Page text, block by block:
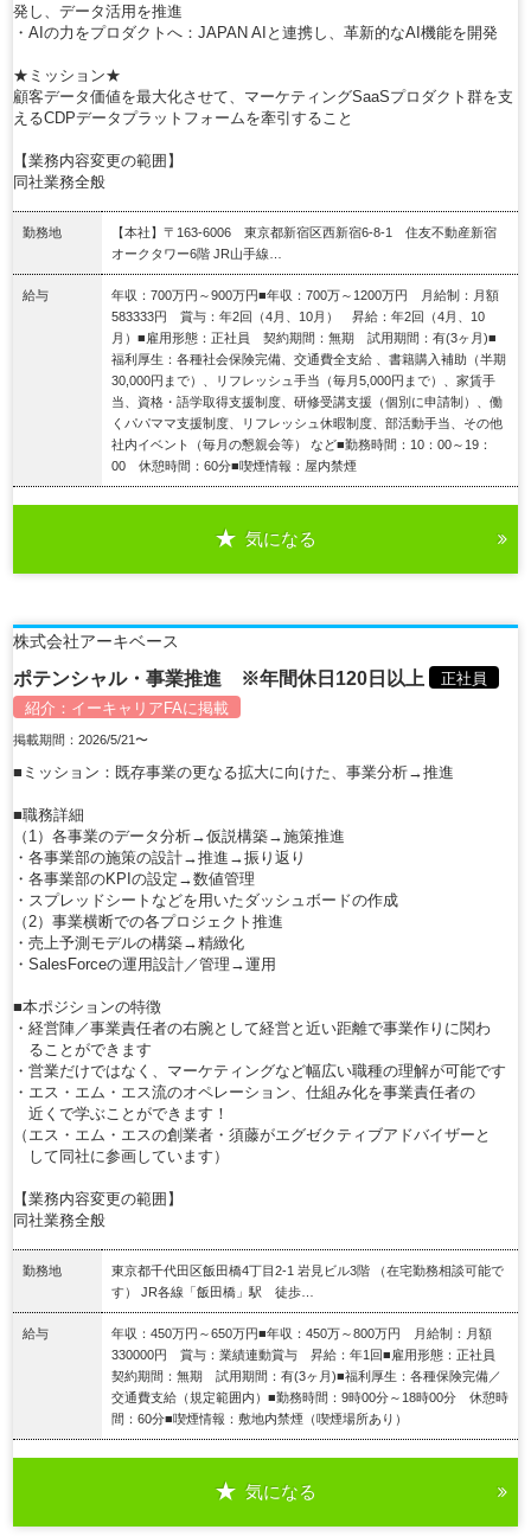
発し、データ活用を推進
・AIの力をプロダクトへ：JAPAN AIと連携し、革新的なAI機能を開発
★ミッション★
顧客データ価値を最大化させて、マーケティングSaaSプロダクト群を支
えるCDPデータプラットフォームを牽引すること
【業務内容変更の範囲】
同社業務全般
勤務地
【本社】〒163-6006 東京都新宿区西新宿6-8-1 住友不動産新宿
オークタワー6階 JR山手線…
給与
年収：700万円～900万円■年収：700万～1200万円 月給制：月額
583333円 賞与：年2回（4月、10月） 昇給：年2回（4月、10
月）■雇用形態：正社員 契約期間：無期 試用期間：有(3ヶ月)■
福利厚生：各種社会保険完備、交通費全支給 、書籍購入補助（半期
30,000円まで）、リフレッシュ手当（毎月5,000円まで）、家賃手
当、資格・語学取得支援制度、研修受講支援（個別に申請制）、働
くパパママ支援制度、リフレッシュ休暇制度、部活動手当、その他
社内イベント（毎月の懇親会等） など■勤務時間：10：00～19：
00 休憩時間：60分■喫煙情報：屋内禁煙
気になる
株式会社アーキベース
ポテンシャル・事業推進 ※年間休日120日以上
正社員
紹介： イーキャリアFAに掲載
掲載期間：2026/5/21〜
■ミッション：既存事業の更なる拡大に向けた、事業分析→推進
■職務詳細
（1）各事業のデータ分析→仮説構築→施策推進
・各事業部の施策の設計→推進→振り返り
・各事業部のKPIの設定→数値管理
・スプレッドシートなどを用いたダッシュボードの作成
（2）事業横断での各プロジェクト推進
・売上予測モデルの構築→精緻化
・SalesForceの運用設計／管理→運用
■本ポジションの特徴
・経営陣／事業責任者の右腕として経営と近い距離で事業作りに関わ
ることができます
・営業だけではなく、マーケティングなど幅広い職種の理解が可能です
・エス・エム・エス流のオペレーション、仕組み化を事業責任者の
近くで学ぶことができます！
（エス・エム・エスの創業者・須藤がエグゼクティブアドバイザーと
して同社に参画しています）
【業務内容変更の範囲】
同社業務全般
勤務地
東京都千代田区飯田橋4丁目2-1 岩見ビル3階 （在宅勤務相談可能で
す） JR各線「飯田橋」駅 徒歩…
給与
年収：450万円～650万円■年収：450万～800万円 月給制：月額
330000円 賞与：業績連動賞与 昇給：年1回■雇用形態：正社員
契約期間：無期 試用期間：有(3ヶ月)■福利厚生：各種保険完備／
交通費支給（規定範囲内）■勤務時間：9時00分～18時00分 休憩時
間：60分■喫煙情報：敷地内禁煙（喫煙場所あり）
気になる